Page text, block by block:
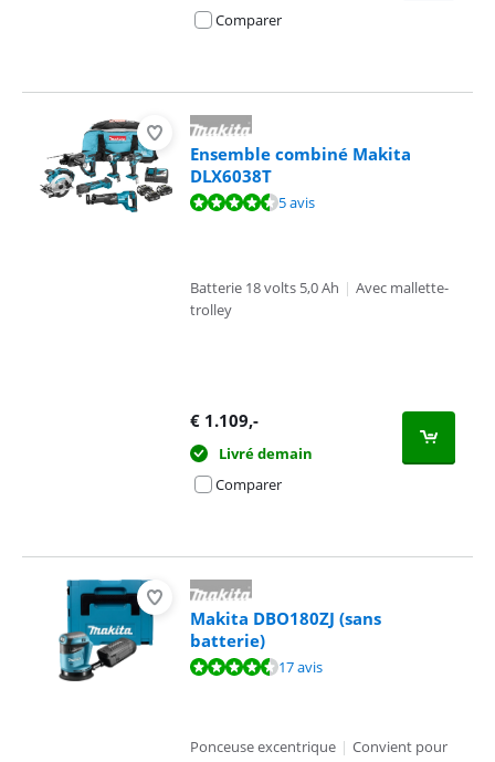
Comparer
Ensemble combiné Makita
DLX6038T
La note est de 9,0 sur 10, basée sur 5 avis.5 avis
Batterie 18 volts 5,0 Ah | Avec mallette-
trolley
€ 1.109,-
Livré demain
Comparer
Makita DBO180ZJ (sans
batterie)
La note est de 9,4 sur 10, basée sur 17 avis.17 avis
Ponceuse excentrique | Convient pour